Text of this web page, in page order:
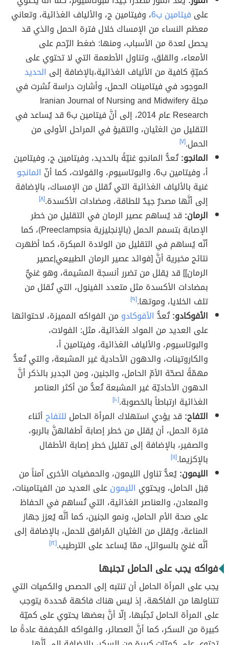
على فيتامين ب6 ، وفيتامين ج، والألياف الغذائية، وتعاني
معظم النساء من الإمساك خلال فترة الحمل والذي قد
يحصل لعدة من الأسباب، ومنها: ضغط الرّحم على
الأمعاء، والقلق، وتناول الأطعمة التي لا تحتوي على
كميّةٍ كافية من الألياف الغذائية،بالإضافة إلى الحديد
الموجود في فيتامينات الحمل، وأشارت دراسة نُشرت في
مجلة Iranian Journal of Nursing and Midwifery
Research عام 2014، إلى أنَّ فيتامين ب6 قد يُساعد في
التقليل من الغثيان، والتقيؤ في المراحل الأولى من
الحمل.[٧]
المانجو:تُعدُّ المانجو غنيّةً بالحديد، وفيتامين ج، وفيتامين
أ، وفيتامين ب6، والبوتاسيوم، والفولات، كما أنّ
المانجو
غنية بالألياف الغذائية التي تُقلل من الإمساك، بالإضافة
إلى أنَّها مصدرٌ جيدٌ للطاقة، ومضادات الأكسدة.[٨]
الرمان: قد يُساهم عصير الرمان في التقليل من خطر
الإصابة بتسمم الحمل (بالإنجليزية Preeclampsia)، كما
أنّه يُساهم في التقليل من الولادة المبكرة، كما أظهرت
نتائج مخبرية أنَّ [فوائد عصير الرمان الطبيعي|عصير
الرمان]] قد يَقلل من تضرر أنسجة المشيمة، وهو غنيٌّ
بمضادات الأكسدة مثل متعدد الفينول، التي تُقلل من
تلف الخلايا، وموتها.[٩]
الأفوكادو:تُعدُّ الأفوكادو من الفواكه المميزة، لاحتوائها
على العديد من المواد الغذائية، مثل: الفولات،
والبوتاسيوم، والألياف الغذائية، وفيتامين أ،
والكاروتينات، والدهون الأحادية غير المشبعة، والتي تُعدُّ
مهمّةً لصحّة الأمّ الحامل، والجنين، ومن الجدير بالذكر أنَّ
الدهون الأحاديّة غير المشبعة تُعدُّ من أكثر العناصر
الغذائية ارتباطاً بالخصوبة.[١٠]
التفاح: قد يؤدي استهلاك المرأة الحامل للتفاحأثناء
فترة الحمل، أن يُقلل من خطر إصابة أطفالهنَّ بالربو،
والصفير، بالإضافة إلى تقليل خطر إصابة الأطفال
بالإكزيما.[١١]
الليمون:يُعدُّ تناول الليمون، والحمضيات الأخرى آمناً من
قِبَل الحامل، ويحتوي الليمونعلى العديد من الفيتامينات،
والمعادن، والعناصر الغذائية، التي تُساهم في الحفاظ
على صحة الأم الحامل، ونمو الجنين، كما أنَّه يُعزز جهاز
المناعة، ويُقلل من الغثيان المُرافق للحمل، بالإضافة إلى
أنَّه غنيٌ بالسوائل، ممّا يُساعد على الترطيب.[١٢]
فواكه يجب على الحامل تجنبها
يجب على المرأة الحامل أن تنتبه إلى الحصص والكميات التي
تتناولها من الفاكهة، إذ ليس هناك فاكهة مُحددة يتوجب
على المرأة الحامل تَجنُبها، إلّا أنَّ بعضها يحتوي على كميّة
كبيرة من السكر، كما أنَّ العصائر، والفواكه المُجففة عادةً ما